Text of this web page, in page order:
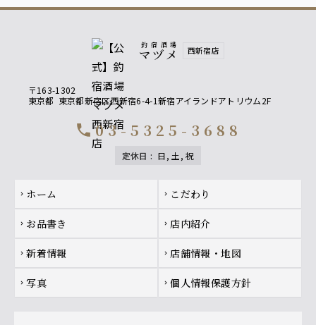
釣宿酒場
マヅメ 西新宿店
〒163-1302
東京都 東京都新宿区西新宿6-4-1新宿アイランドアトリウム2F
call 03-5325-3688
定休日 : 日, 土, 祝
Footer navigation
chevron_right ホーム chevron_right こだわり
chevron_right お品書き chevron_right 店内紹介
chevron_right 新着情報 chevron_right 店舗情報・地図
chevron_right 写真 chevron_right 個人情報保護方針